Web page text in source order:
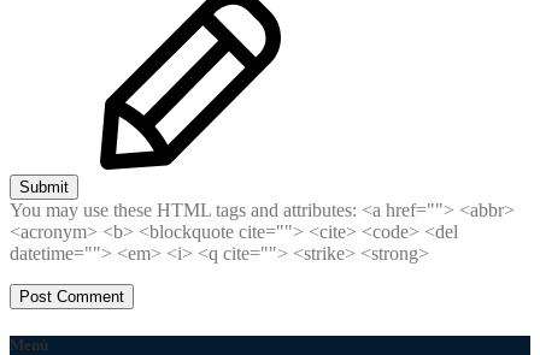
Submit
You may use these HTML tags and attributes: <a href=""> <abbr>
<acronym> <b> <blockquote cite=""> <cite> <code> <del
datetime=""> <em> <i> <q cite=""> <strike> <strong>
Menú